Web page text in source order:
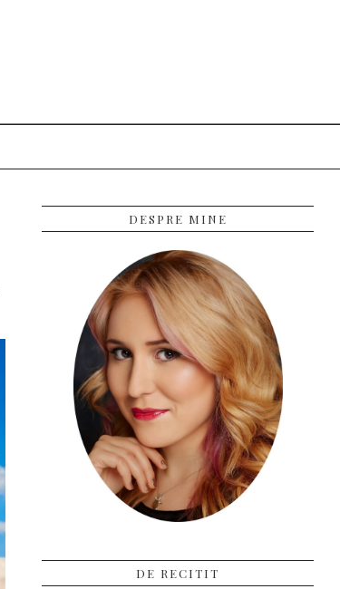
DESPRE MINE
DE RECITIT